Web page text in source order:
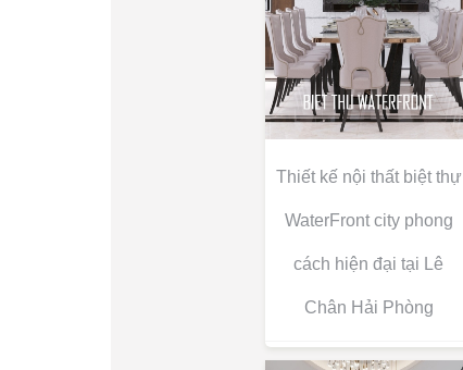
Thiết kế nội thất biệt thự
WaterFront city phong
cách hiện đại tại Lê
Chân Hải Phòng